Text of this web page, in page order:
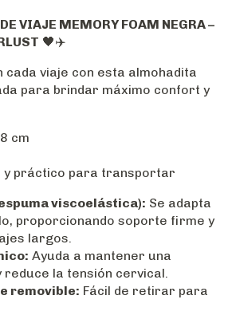
VIAJE MEMORY FOAM NEGRA –
🖤✈️
cada viaje con esta almohadita
para brindar máximo confort y
cm
y práctico para transportar
viscoelástica): Se adapta
proporcionando soporte firme y
largos.
Ayuda a mantener una
la tensión cervical.
removible: Fácil de retirar para